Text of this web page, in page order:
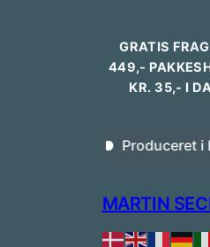
GRATIS
449,-
KR. 35,- I
Produceret i
MARTIN